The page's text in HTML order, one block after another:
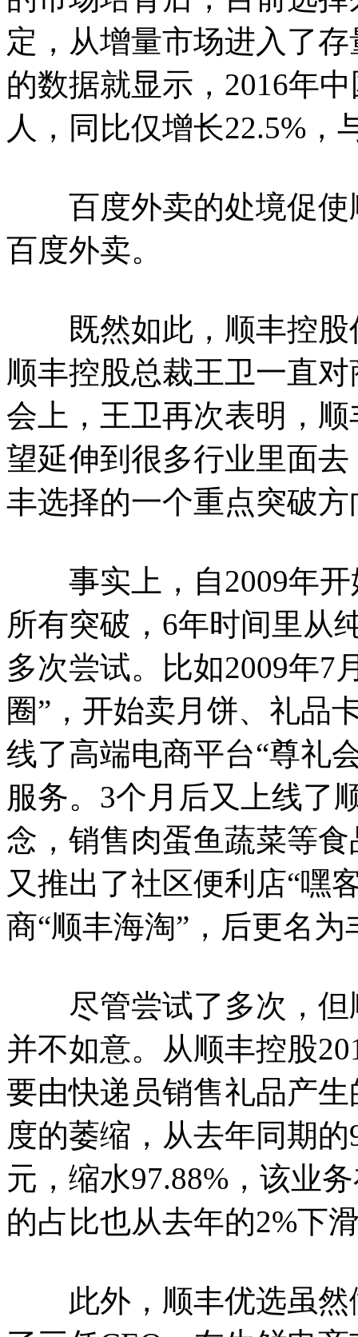
定，从增量市场进入了
的数据就显示，2016年
人，同比仅增长22.5%，
百度外卖的处境促使
百度外卖。
既然如此，顺丰控股
顺丰控股总裁王卫一直
会上，王卫再次表明，
望延伸到很多行业里面
丰选择的一个重点突破方
事实上，自2009年开
所有突破，6年时间里从
多次尝试。比如2009年7
圈”，开始卖月饼、礼品
线了高端电商平台“尊礼
服务。3个月后又上线了
念，销售肉蛋鱼蔬菜等
又推出了社区便利店“嘿
商“顺丰海淘”，后更名为
尽管尝试了多次，但
并不如意。从顺丰控股
要由快递员销售礼品产
度的萎缩，从去年同期
元，缩水97.88%，该业
的占比也从去年的2%下
此外，顺丰优选虽然